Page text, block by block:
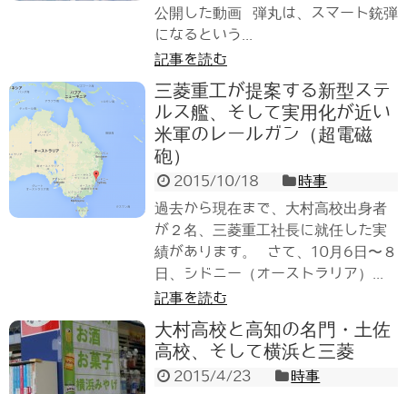
公開した動画 弾丸は、スマート銃弾
になるという...
記事を読む
三菱重工が提案する新型ステ
ルス艦、そして実用化が近い
米軍のレールガン（超電磁
砲）
2015/10/18
時事
過去から現在まで、大村高校出身者
が２名、三菱重工社長に就任した実
績があります。 さて、10月6日〜８
日、シドニー（オーストラリア）...
記事を読む
大村高校と高知の名門・土佐
高校、そして横浜と三菱
2015/4/23
時事